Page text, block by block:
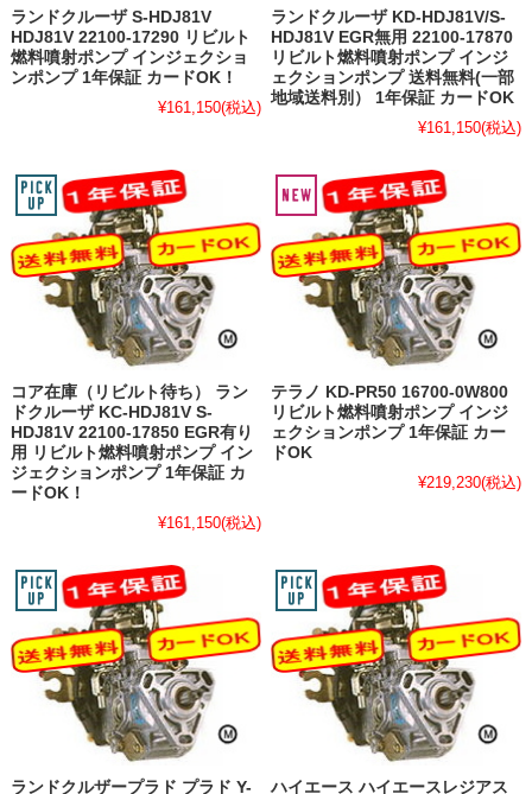
ランドクルーザ S-HDJ81V
HDJ81V 22100-17290 リビルト
燃料噴射ポンプ インジェクショ
ンポンプ 1年保証 カードOK！
¥161,150(税込)
ランドクルーザ KD-HDJ81V/S-
HDJ81V EGR無用 22100-17870
リビルト燃料噴射ポンプ インジ
ェクションポンプ 送料無料(一部
地域送料別） 1年保証 カードOK
¥161,150(税込)
コア在庫（リビルト待ち） ラン
ドクルーザ KC-HDJ81V S-
HDJ81V 22100-17850 EGR有り
用 リビルト燃料噴射ポンプ イン
ジェクションポンプ 1年保証 カ
ードOK！
¥161,150(税込)
テラノ KD-PR50 16700-0W800
リビルト燃料噴射ポンプ インジ
ェクションポンプ 1年保証 カー
ドOK
¥219,230(税込)
ランドクルザープラド プラド Y-
ハイエース ハイエースレジアス